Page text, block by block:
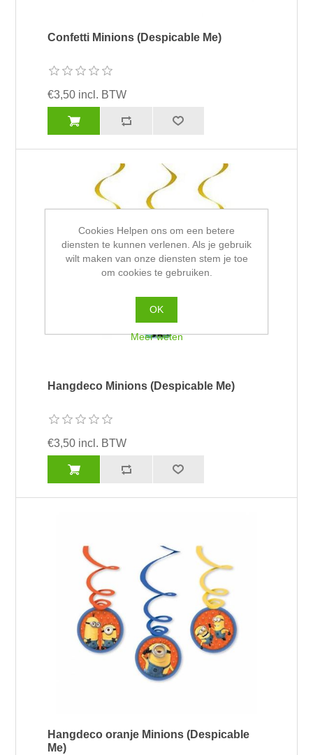
Confetti Minions (Despicable Me)
€3,50 incl. BTW
Hangdeco Minions (Despicable Me)
€3,50 incl. BTW
Hangdeco oranje Minions (Despicable
Me)
Cookies Helpen ons om een betere
diensten te kunnen verlenen. Als je gebruik
wilt maken van onze diensten stem je toe
om cookies te gebruiken.
OK
Meer weten